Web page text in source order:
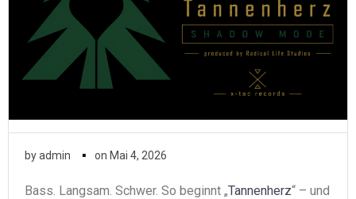
byadmin ▪ on Mai 4, 2026
Bass. Langsam. Schwer. So beginnt „Tannenherz“ – und